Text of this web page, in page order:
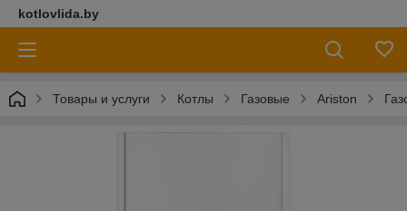
kotlovlida.by
Товары и услуги Котлы Газовые Ariston